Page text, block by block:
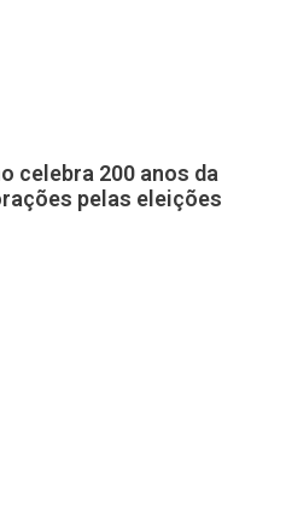
celebra 200 anos da
pelas eleições